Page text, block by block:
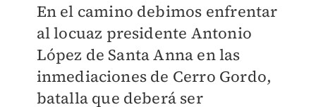
En el camino debimos enfrentar
al locuaz presidente Antonio
López de Santa Anna en las
inmediaciones de Cerro Gordo,
batalla que deberá ser